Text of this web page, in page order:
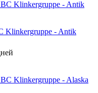
Klinkergruppe - Antik